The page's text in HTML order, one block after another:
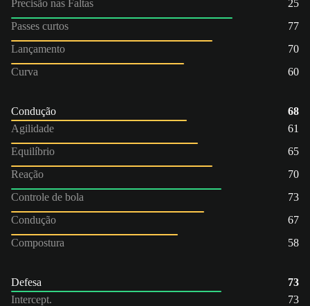
Precisão nas Faltas
25
Passes curtos
77
Lançamento
70
Curva
60
Condução
68
Agilidade
61
Equilíbrio
65
Reação
70
Controle de bola
73
Condução
67
Compostura
58
Defesa
73
Intercept.
73